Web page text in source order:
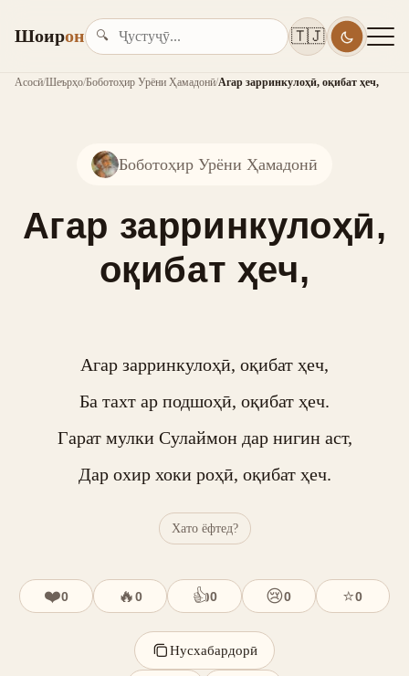
Шоирон 🔍 🇹🇯
Асосӣ/Шеърҳо/Боботоҳир Урёни Ҳамадонӣ/Агар зарринкулоҳӣ, оқибат ҳеч,
Боботоҳир Урёни Ҳамадонӣ
Агар зарринкулоҳӣ,
оқибат ҳеч,
Агар зарринкулоҳӣ, оқибат ҳеч,
Ба тахт ар подшоҳӣ, оқибат ҳеч.
Гарат мулки Сулаймон дар нигин аст,
Дар охир хоки роҳӣ, оқибат ҳеч.
Хато ёфтед?
❤️0 🔥0 👍0 😢0 ⭐0
Нусхабардорӣ